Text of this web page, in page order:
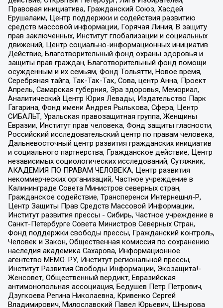
Правовая инициатива, Гражданский Союз, Хасдей
Ерушалаим, Центр поддержки и содействия развитию
средств массовой информации, Горячая Линия, В защиту
прав заключенных, Институт глобализации и социальных
движений, Центр социально-информационных инициатив
Действие, Благотворительный фонд охраны здоровья и
защиты прав граждан, Благотворительный фонд помощи
осужденным и их семьям, Фонд Тольятти, Новое время,
Серебряная тайга, Так-Так-Так, Сова, центр Анна, Проект
Апрель, Самарская губерния, Эра здоровья, Мемориал,
Аналитический Центр Юрия Левады, Издательство Парк
Гагарина, Фонд имени Андрея Рылькова, Сфера, Центр
СИБАЛЬТ, Уральская правозащитная группа, Женщины
Евразии, Институт прав человека, Фонд защиты гласности,
Российский исследовательский центр по правам человека,
Дальневосточный центр развития гражданских инициатив
и социального партнерства, Гражданское действие, Центр
независимых социологических исследований, Сутяжник,
АКАДЕМИЯ ПО ПРАВАМ ЧЕЛОВЕКА, Центр развития
некоммерческих организаций, Частное учреждение в
Калининграде Совета Министров северных стран,
Гражданское содействие, Трансперенси Интернешнл-Р,
Центр Защиты Прав Средств Массовой Информации,
Институт развития прессы - Сибирь, Частное учреждение в
Санкт-Петербурге Совета Министров Северных Стран,
Фонд поддержки свободы прессы, Гражданский контроль,
Человек и Закон, Общественная комиссия по сохранению
наследия академика Сахарова, Информационное
агентство МЕМО. РУ, Институт региональной прессы,
Институт Развития Свободы Информации, Экозащита!-
Женсовет, Общественный вердикт, Евразийская
антимонопольная ассоциация, Бедушев Петр Петрович,
Дзугкоева Регина Николаевна, Кривенко Сергей
Владимирович, Милославский Павел Юрьевич, Шнырова